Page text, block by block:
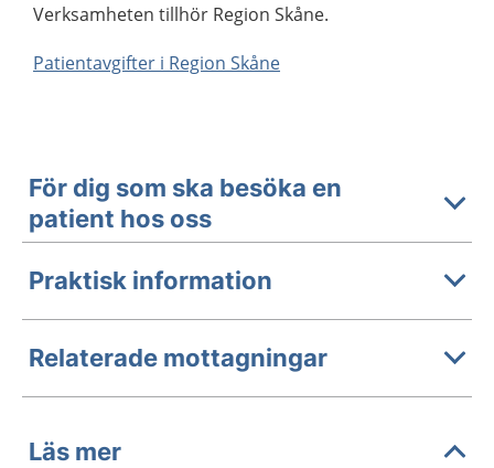
Verksamheten tillhör Region Skåne.
Patientavgifter i Region Skåne
För dig som ska besöka en
patient hos oss
Praktisk information
Relaterade mottagningar
Läs mer